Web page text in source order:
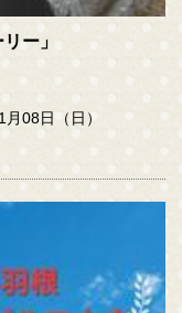
ー」
08日（日）